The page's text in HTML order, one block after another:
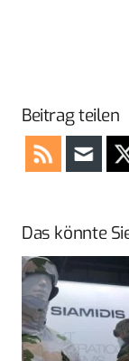
Beitrag teilen
Das könnte